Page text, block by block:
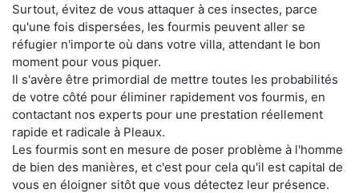
Surtout, évitez de vous attaquer à ces insectes, parce
qu'une fois dispersées, les fourmis peuvent aller se
réfugier n'importe où dans votre villa, attendant le bon
moment pour vous piquer.
Il s'avère être primordial de mettre toutes les probabilités
de votre côté pour éliminer rapidement vos fourmis, en
contactant nos experts pour une prestation réellement
rapide et radicale à Pleaux.
Les fourmis sont en mesure de poser problème à l'homme
de bien des manières, et c'est pour cela qu'il est capital de
vous en éloigner sitôt que vous détectez leur présence.